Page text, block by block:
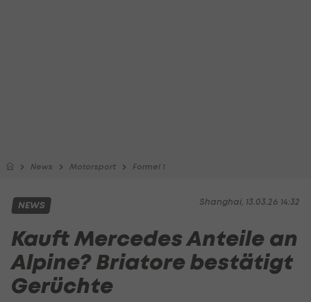
News Motorsport Formel 1
Shanghai, 13.03.26 14:32
NEWS
Kauft Mercedes Anteile an
Alpine? Briatore bestätigt
Gerüchte